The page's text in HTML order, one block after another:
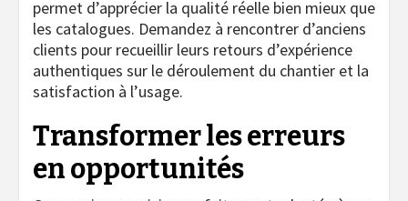
permet d’apprécier la qualité réelle bien mieux que
les catalogues. Demandez à rencontrer d’anciens
clients pour recueillir leurs retours d’expérience
authentiques sur le déroulement du chantier et la
satisfaction à l’usage.
Transformer les erreurs
en opportunités